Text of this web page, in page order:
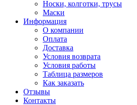
Носки, колготки, трусы
Маски
Информация
О компании
Оплата
Доставка
Условия возврата
Условия работы
Таблица размеров
Как заказать
Отзывы
Контакты